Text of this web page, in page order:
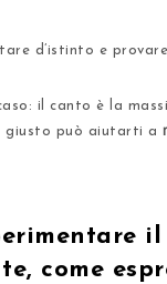
d’istinto e
il canto è la
giusto può aiutarti a
il
come